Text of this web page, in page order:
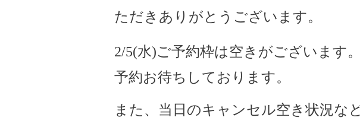
ただきありがとうございます。
2/5(水)ご予約枠は空きがございます
予約お待ちしております。
また、当日のキャンセル空き状況な